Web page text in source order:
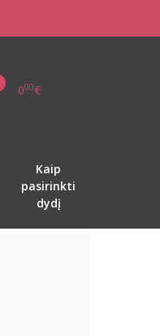
000€
Kaip
pasirinkti
dydį